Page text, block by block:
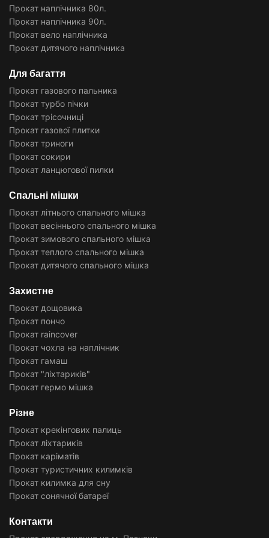
Прокат наплічника 80л.
Прокат наплічника 90л.
Прокат вело наплічника
Прокат дитячого наплічника
Для багаття
Прокат газового пальника
Прокат турбо пічки
Прокат трісочниці
Прокат газової плитки
Прокат триноги
Прокат сокири
Прокат ланцюгової пилки
Спальні мішки
Прокат літнього спального мішка
Прокат весіннього спального мішка
Прокат зимового спального мішка
Прокат теплого спального мішка
Прокат дитячого спального мішка
Захистне
Прокат дощовика
Прокат пончо
Прокат raincover
Прокат чохла на наплічник
Прокат гамаш
Прокат "ліхтариків"
Прокат гермо мішка
Різне
Прокат крекінгових палиць
Прокат ліхтариків
Прокат каріматів
Прокат туристичних килимків
Прокат килимка для сну
Прокат сонячної батареї
Контакти